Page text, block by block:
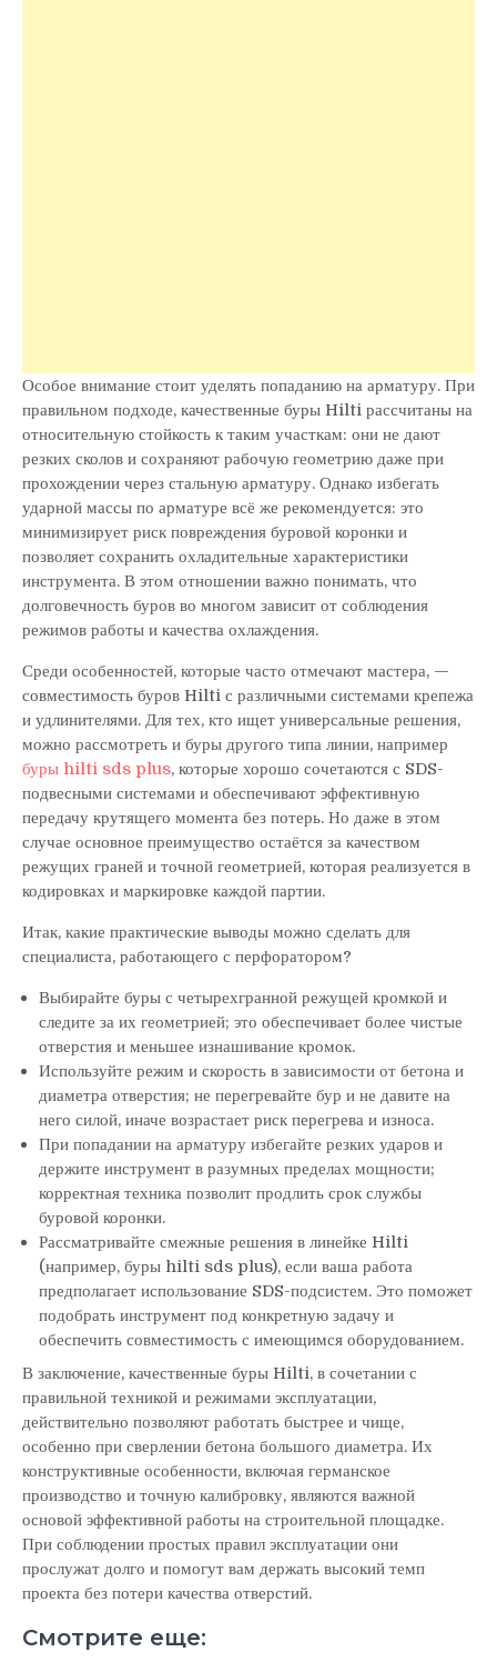
Особое внимание стоит уделять попаданию на арматуру. При
правильном подходе, качественные буры Hilti рассчитаны на
относительную стойкость к таким участкам: они не дают
резких сколов и сохраняют рабочую геометрию даже при
прохождении через стальную арматуру. Однако избегать
ударной массы по арматуре всё же рекомендуется: это
минимизирует риск повреждения буровой коронки и
позволяет сохранить охладительные характеристики
инструмента. В этом отношении важно понимать, что
долговечность буров во многом зависит от соблюдения
режимов работы и качества охлаждения.
Среди особенностей, которые часто отмечают мастера, —
совместимость буров Hilti с различными системами крепежа
и удлинителями. Для тех, кто ищет универсальные решения,
можно рассмотреть и буры другого типа линии, например
буры hilti sds plus, которые хорошо сочетаются с SDS-
подвесными системами и обеспечивают эффективную
передачу крутящего момента без потерь. Но даже в этом
случае основное преимущество остаётся за качеством
режущих граней и точной геометрией, которая реализуется в
кодировках и маркировке каждой партии.
Итак, какие практические выводы можно сделать для
специалиста, работающего с перфоратором?
Выбирайте буры с четырехгранной режущей кромкой и
следите за их геометрией; это обеспечивает более чистые
отверстия и меньшее изнашивание кромок.
Используйте режим и скорость в зависимости от бетона и
диаметра отверстия; не перегревайте бур и не давите на
него силой, иначе возрастает риск перегрева и износа.
При попадании на арматуру избегайте резких ударов и
держите инструмент в разумных пределах мощности;
корректная техника позволит продлить срок службы
буровой коронки.
Рассматривайте смежные решения в линейке Hilti
(например, буры hilti sds plus), если ваша работа
предполагает использование SDS-подсистем. Это поможет
подобрать инструмент под конкретную задачу и
обеспечить совместимость с имеющимся оборудованием.
В заключение, качественные буры Hilti, в сочетании с
правильной техникой и режимами эксплуатации,
действительно позволяют работать быстрее и чище,
особенно при сверлении бетона большого диаметра. Их
конструктивные особенности, включая германское
производство и точную калибровку, являются важной
основой эффективной работы на строительной площадке.
При соблюдении простых правил эксплуатации они
прослужат долго и помогут вам держать высокий темп
проекта без потери качества отверстий.
Смотрите еще: